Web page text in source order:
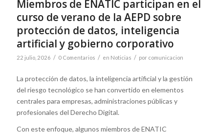
Miembros de ENATIC participan en el
curso de verano de la AEPD sobre
protección de datos, inteligencia
artificial y gobierno corporativo
22 julio, 2026 / 0 Comentarios / en Noticias / por comunicacion
La protección de datos, la inteligencia artificial y la gestión
del riesgo tecnológico se han convertido en elementos
centrales para empresas, administraciones públicas y
profesionales del Derecho Digital.
Con este enfoque, algunos miembros de ENATIC